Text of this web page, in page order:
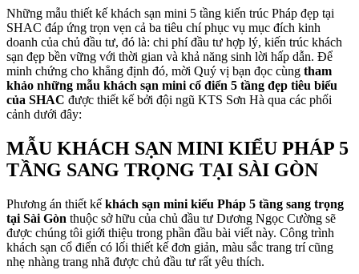
Những mẫu thiết kế khách sạn mini 5 tầng kiến trúc Pháp đẹp tại
SHAC đáp ứng trọn vẹn cả ba tiêu chí phục vụ mục đích kinh
doanh của chủ đầu tư, đó là: chi phí đầu tư hợp lý, kiến trúc khách
sạn đẹp bền vững với thời gian và khả năng sinh lời hấp dẫn. Để
minh chứng cho khẳng định đó, mời Quý vị bạn đọc cùng tham
khảo những mẫu khách sạn mini cổ điển 5 tầng đẹp tiêu biểu
của SHAC được thiết kế bởi đội ngũ KTS Sơn Hà qua các phối
cảnh dưới đây:
MẪU KHÁCH SẠN MINI KIỂU PHÁP 5
TẦNG SANG TRỌNG TẠI SÀI GÒN
Phương án thiết kế khách sạn mini kiểu Pháp 5 tầng sang trọng
tại Sài Gòn thuộc sở hữu của chủ đầu tư Dương Ngọc Cường sẽ
được chúng tôi giới thiệu trong phần đầu bài viết này. Công trình
khách sạn cổ điển có lối thiết kế đơn giản, màu sắc trang trí cũng
nhẹ nhàng trang nhã được chủ đầu tư rất yêu thích.